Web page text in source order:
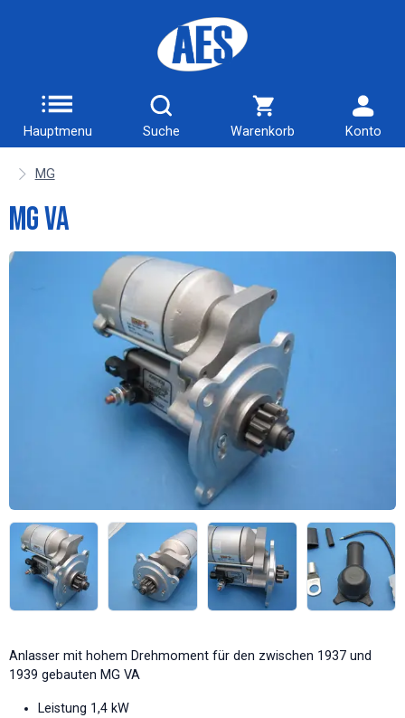
Hauptmenu Suche Warenkorb Konto
MG
MG VA
Anlasser mit hohem Drehmoment für den zwischen 1937 und
1939 gebauten MG VA
Leistung 1,4 kW